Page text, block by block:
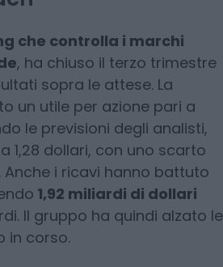
che controlla i marchi
, ha chiuso il terzo trimestre
sopra le attese. La
un utile per azione pari a
le previsioni degli analisti,
1,28 dollari, con uno scarto
Anche i ricavi hanno battuto
1,92 miliardi di dollari
Il gruppo ha quindi alzato le
in corso.